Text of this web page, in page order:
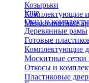
Козырьки
Комплектующие и
Межкомнатные
Еще
Окна и
Деревянные рамы
Готовые
Комплектующие
Москитные
Откосы и
Пластиковые